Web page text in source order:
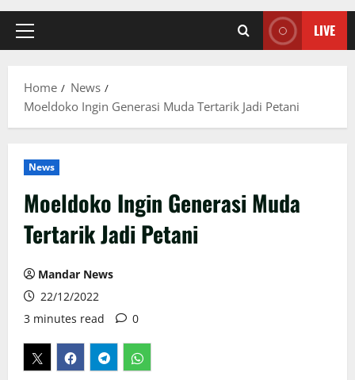
Primary
LIVE
Home
News
Moeldoko Ingin Generasi Muda Tertarik Jadi Petani
News
Moeldoko Ingin Generasi Muda
Tertarik Jadi Petani
Mandar News
22/12/2022
3 minutes read
0